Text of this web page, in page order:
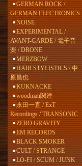
GERMAN ROCK /
GERMAN ELECTRONICS
NOISE
EXPERIMENTAL /
AVANT-GARDE / 電子音
楽 / DRONE
MERZBOW
HAIR STYLISTICS / 中
原昌也
KUKNACKE
woodman関連
永田一直 / ExT
Recordings / TRANSONIC
ZERO GRAVITY
EM RECORDS
BLACK SMOKER
CULT / STRANGE
LO-FI / SCUM / JUNK